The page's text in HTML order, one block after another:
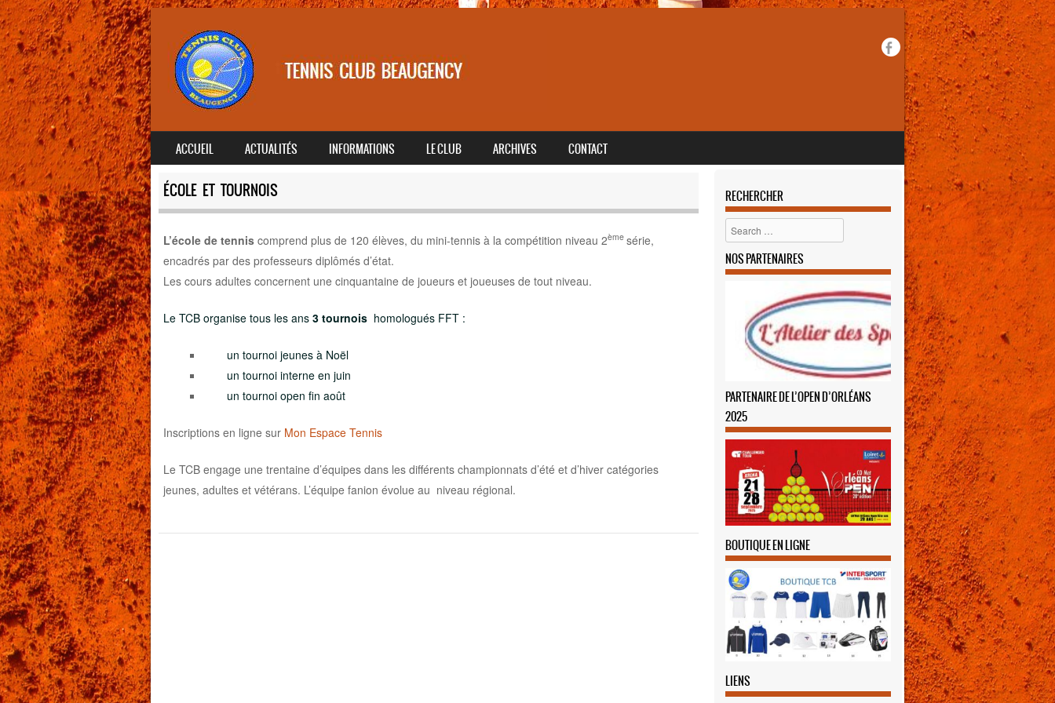
MENU
SKIP TO CONTENT
ACCUEIL ACTUALITÉS INFORMATIONS LE CLUB ARCHIVES CONTACT
ÉCOLE ET TOURNOIS
L’école de tenniscomprend plus de 120 élèves, du mini-tennis à la compétition niveau 2ème série,
encadrés par des professeurs diplômés d’état.
Les cours adultes concernent une cinquantaine de joueurs et joueuses de tout niveau.
Le TCB organise tous les ans 3 tournoishomologués FFT :
un tournoi jeunes à Noël
un tournoi interne en juin
un tournoi open fin août
Inscriptions en ligne sur Mon Espace Tennis
Le TCB engage une trentaine d’équipes dans les différents championnats d’été et d’hiver catégories
jeunes, adultes et vétérans. L’équipe fanion évolue au niveau régional.
RECHERCHER
Rechercher
NOS PARTENAIRES
PARTENAIRE DE L’OPEN D’ORLÉANS
2025
BOUTIQUE EN LIGNE
LIENS